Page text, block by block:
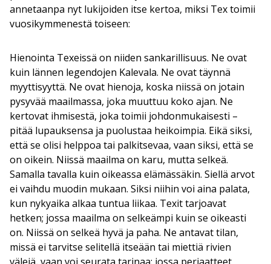
annetaanpa nyt lukijoiden itse kertoa, miksi Tex toimii
vuosikymmenestä toiseen:
Hienointa Texeissä on niiden sankarillisuus. Ne ovat
kuin lännen legendojen Kalevala. Ne ovat täynnä
myyttisyyttä. Ne ovat hienoja, koska niissä on jotain
pysyvää maailmassa, joka muuttuu koko ajan. Ne
kertovat ihmisestä, joka toimii johdonmukaisesti –
pitää lupauksensa ja puolustaa heikoimpia. Eikä siksi,
että se olisi helppoa tai palkitsevaa, vaan siksi, että se
on oikein. Niissä maailma on karu, mutta selkeä.
Samalla tavalla kuin oikeassa elämässäkin. Siellä arvot
ei vaihdu muodin mukaan. Siksi niihin voi aina palata,
kun nykyaika alkaa tuntua liikaa. Texit tarjoavat
hetken; jossa maailma on selkeämpi kuin se oikeasti
on. Niissä on selkeä hyvä ja paha. Ne antavat tilan,
missä ei tarvitse selitellä itseään tai miettiä rivien
välejä, vaan voi seurata tarinaa; jossa periaatteet